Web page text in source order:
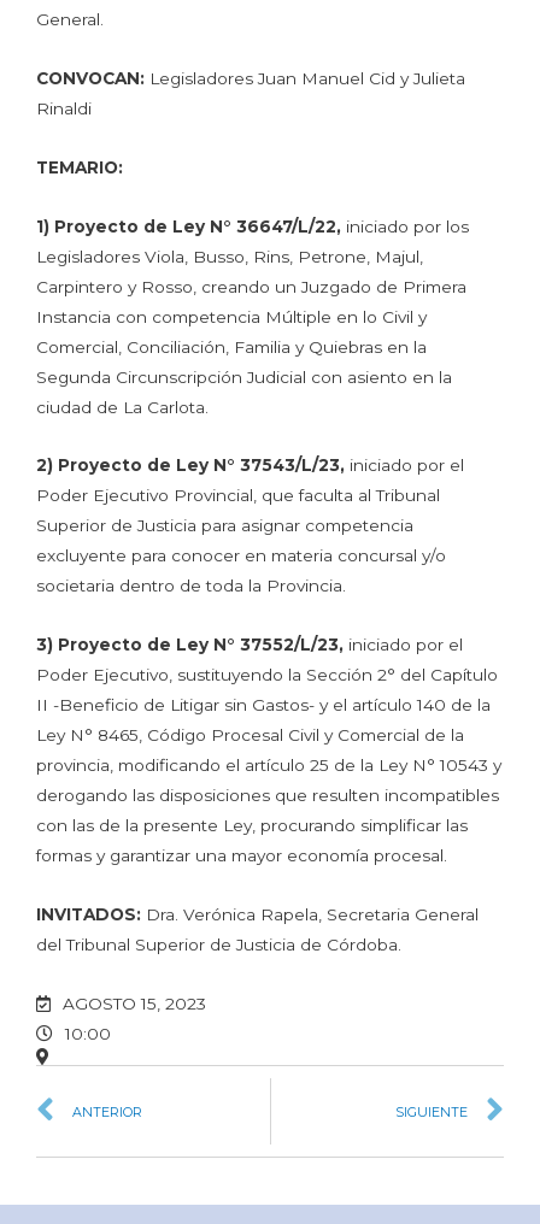
General.
CONVOCAN: Legisladores Juan Manuel Cid y Julieta
Rinaldi
TEMARIO:
1) Proyecto de Ley N° 36647/L/22, iniciado por los
Legisladores Viola, Busso, Rins, Petrone, Majul,
Carpintero y Rosso, creando un Juzgado de Primera
Instancia con competencia Múltiple en lo Civil y
Comercial, Conciliación, Familia y Quiebras en la
Segunda Circunscripción Judicial con asiento en la
ciudad de La Carlota.
2) Proyecto de Ley N° 37543/L/23, iniciado por el
Poder Ejecutivo Provincial, que faculta al Tribunal
Superior de Justicia para asignar competencia
excluyente para conocer en materia concursal y/o
societaria dentro de toda la Provincia.
3) Proyecto de Ley N° 37552/L/23, iniciado por el
Poder Ejecutivo, sustituyendo la Sección 2° del Capítulo
II -Beneficio de Litigar sin Gastos- y el artículo 140 de la
Ley N° 8465, Código Procesal Civil y Comercial de la
provincia, modificando el artículo 25 de la Ley N° 10543 y
derogando las disposiciones que resulten incompatibles
con las de la presente Ley, procurando simplificar las
formas y garantizar una mayor economía procesal.
INVITADOS: Dra. Verónica Rapela, Secretaria General
del Tribunal Superior de Justicia de Córdoba.
AGOSTO 15, 2023
10:00
ANTERIOR SIGUIENTE